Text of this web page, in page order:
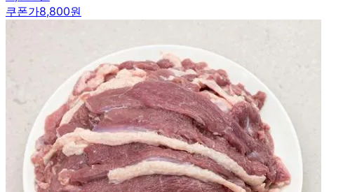
쿠폰가8,800원